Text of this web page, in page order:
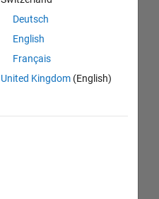
Deutsch
English
Français
United Kingdom(English)